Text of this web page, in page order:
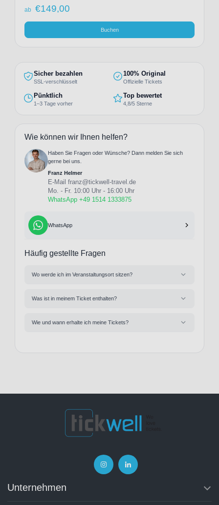
ab €149,00
Buchen
Sicher bezahlen
SSL-verschlüsselt
100% Original
Offizielle Tickets
Pünktlich
1–3 Tage vorher
Top bewertet
4,8/5 Sterne
Wie können wir Ihnen helfen?
Haben Sie Fragen oder Wünsche? Dann melden Sie sich
gerne bei uns.
Franz Helmer
E-Mail franz@tickwell-travel.de
Mo. - Fr. 10:00 Uhr - 16:00 Uhr
WhatsApp +49 1514 1333875
WhatsApp
Häufig gestellte Fragen
Wo werde ich im Veranstaltungsort sitzen?
Was ist in meinem Ticket enthalten?
Wie und wann erhalte ich meine Tickets?
Unternehmen